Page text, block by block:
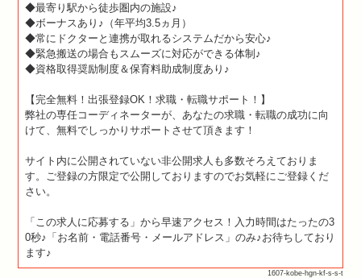
◆最寄り駅から徒歩圏内の施設♪
◆ボーナスあり♪（年平均3.5ヵ月）
◆常にドクターと連携が取れるシステムだから安心♪
◆緊急搬送の場合もスムーズに対応ができる体制♪
◆資格取得奨励制度＆保育料助成制度あり♪
【完全無料！出張登録OK！求職・転職サポート！】
弊社の専任コーディネーターが、あなたの求職・転職の成功に向
けて、無料でしっかりサポートさせて頂きます！
サイト内に公開されていない非公開求人も多数そろえておりま
す。ご登録の方限定で公開しておりますのでお気軽にご登録くだ
さい。
「この求人に応募する」から早速アクセス！入力時間はたったの3
0秒♪「お名前・電話番号・メールアドレス」のみ♪お待ちしており
ます♪
1607-kobe-hgn-kf-s-s-t